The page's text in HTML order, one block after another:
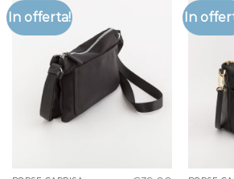
In offerta! In